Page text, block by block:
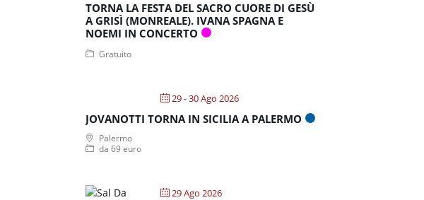
TORNA LA FESTA DEL SACRO CUORE DI GESÙ
A GRISÌ (MONREALE). IVANA SPAGNA E
NOEMI IN CONCERTO
Gratuito
29 - 30 Ago 2026
JOVANOTTI TORNA IN SICILIA A PALERMO
Palermo
da 69 euro
29 Ago 2026